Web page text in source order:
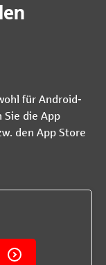
für Android-
Sie die App
den App Store